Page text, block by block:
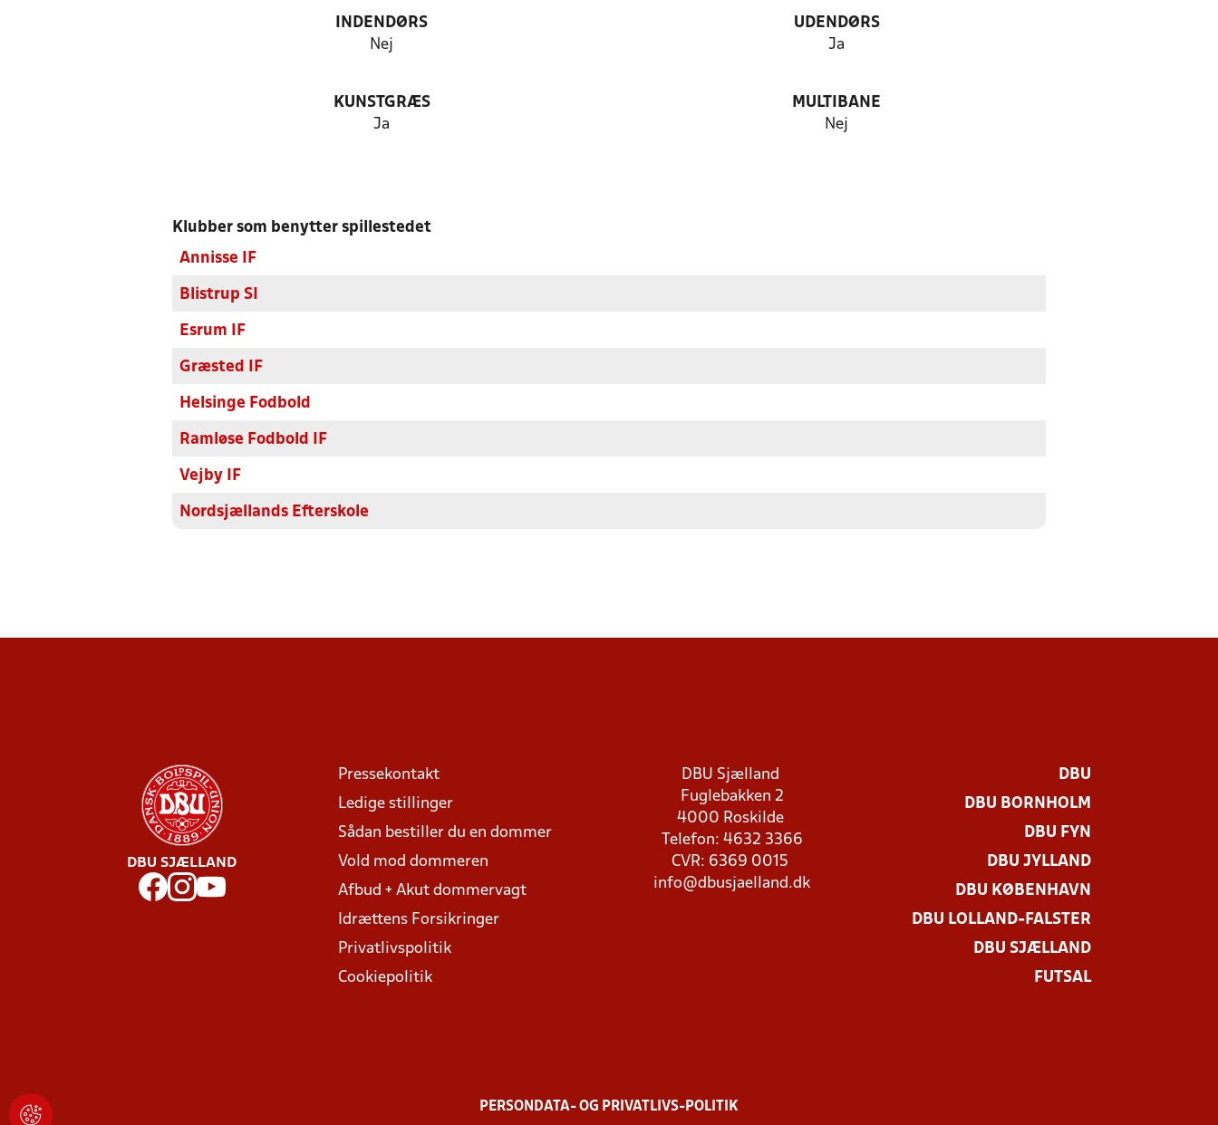
INDENDØRS
Nej
UDENDØRS
Ja
KUNSTGRÆS
Ja
MULTIBANE
Nej
Klubber som benytter spillestedet
Annisse IF
Blistrup SI
Esrum IF
Græsted IF
Helsinge Fodbold
Ramløse Fodbold IF
Vejby IF
Nordsjællands Efterskole
DBU SJÆLLAND
Pressekontakt
Ledige stillinger
Sådan bestiller du en dommer
Vold mod dommeren
Afbud + Akut dommervagt
Idrættens Forsikringer
Privatlivspolitik
Cookiepolitik
DBU Sjælland
Fuglebakken 2
4000 Roskilde
Telefon: 4632 3366
CVR: 6369 0015
info@dbusjaelland.dk
DBU
DBU BORNHOLM
DBU FYN
DBU JYLLAND
DBU KØBENHAVN
DBU LOLLAND-FALSTER
DBU SJÆLLAND
FUTSAL
PERSONDATA- OG PRIVATLIVS-POLITIK